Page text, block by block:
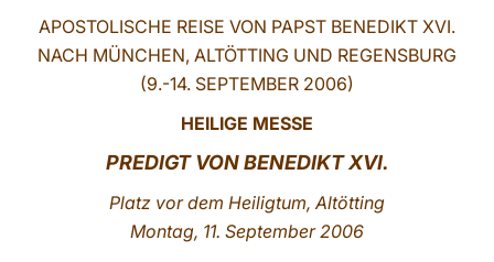
中文
LATINE
APOSTOLISCHE REISE VON PAPST BENEDIKT XVI.
NACH MÜNCHEN, ALTÖTTING UND REGENSBURG
(9.-14. SEPTEMBER 2006)
HEILIGE MESSE
PREDIGT VON BENEDIKT XVI.
Platz vor dem Heiligtum, Altötting
Montag, 11. September 2006